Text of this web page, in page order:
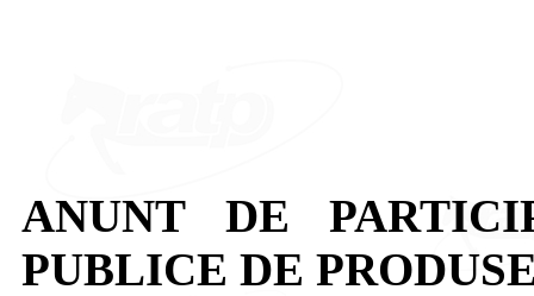
ANUNT DE
PUBLICE DE